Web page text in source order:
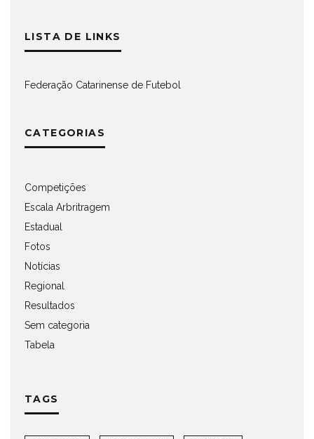
LISTA DE LINKS
Federação Catarinense de Futebol
CATEGORIAS
Competições
Escala Arbritragem
Estadual
Fotos
Notícias
Regional
Resultados
Sem categoria
Tabela
TAGS